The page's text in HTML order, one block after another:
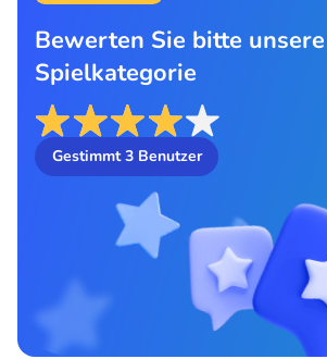
Bewerten Sie bitte unsere
Spielkategorie
Gestimmt3Benutzer